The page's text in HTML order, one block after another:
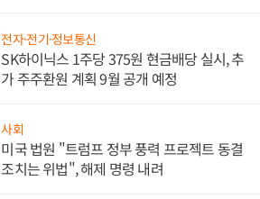
전자·전기·정보통신
SK하이닉스 1주당 375원 현금배당 실시, 추
가 주주환원 계획 9월 공개 예정
사회
미국 법원 "트럼프 정부 풍력 프로젝트 동결
조치는 위법", 해제 명령 내려